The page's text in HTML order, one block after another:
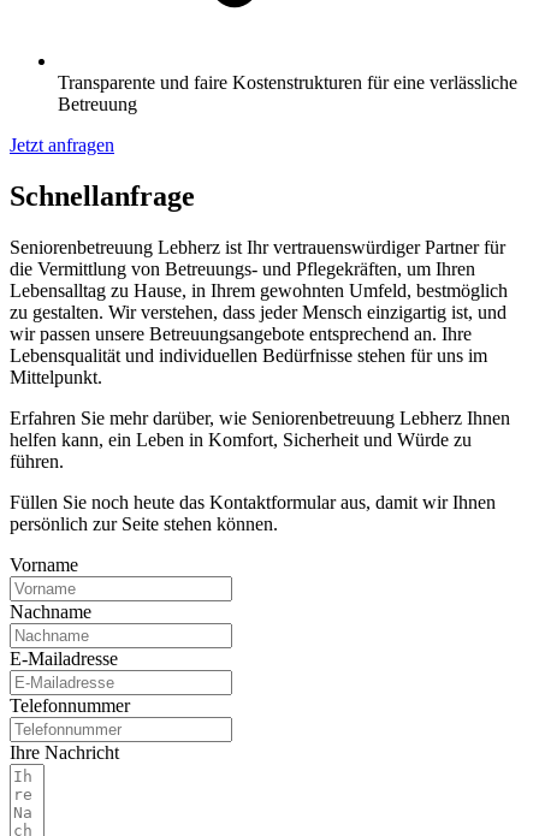
Transparente und faire Kostenstrukturen für eine verlässliche
Betreuung
Jetzt anfragen
Schnell­anfrage
Seniorenbetreuung Lebherz ist Ihr vertrauenswürdiger Partner für
die Vermittlung von Betreuungs- und Pflegekräften, um Ihren
Lebensalltag zu Hause, in Ihrem gewohnten Umfeld, bestmöglich
zu gestalten. Wir verstehen, dass jeder Mensch einzigartig ist, und
wir passen unsere Betreuungsangebote entsprechend an. Ihre
Lebensqualität und individuellen Bedürfnisse stehen für uns im
Mittelpunkt.
Erfahren Sie mehr darüber, wie Seniorenbetreuung Lebherz Ihnen
helfen kann, ein Leben in Komfort, Sicherheit und Würde zu
führen.
Füllen Sie noch heute das Kontaktformular aus, damit wir Ihnen
persönlich zur Seite stehen können.
Vorname
Nachname
E-Mailadresse
Telefonnummer
Ihre Nachricht